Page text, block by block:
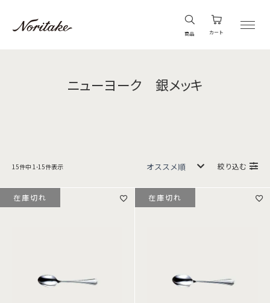
商品 カート
ニューヨーク 銀メッキ
15件中 1 -15件表示 絞り込む
在庫切れ 在庫切れ